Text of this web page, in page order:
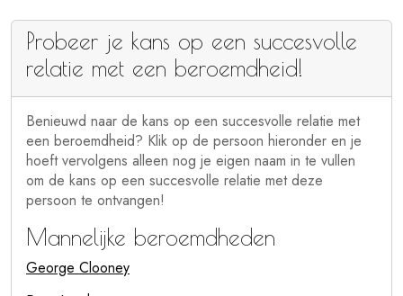
Probeer je kans op een succesvolle
relatie met een beroemdheid!
Benieuwd naar de kans op een succesvolle relatie met
een beroemdheid? Klik op de persoon hieronder en je
hoeft vervolgens alleen nog je eigen naam in te vullen
om de kans op een succesvolle relatie met deze
persoon te ontvangen!
Mannelijke beroemdheden
George Clooney